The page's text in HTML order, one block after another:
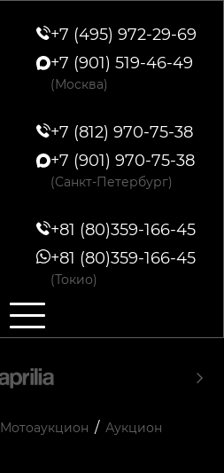
+7 (495) 972-29-69
+7 (901) 519-46-49
(Москва)
+7 (812) 970-75-38
+7 (901) 970-75-38
(Санкт-Петербург)
+81 (80)359-166-45
+81 (80)359-166-45
(Токио)
Мотоаукцион / Аукцион